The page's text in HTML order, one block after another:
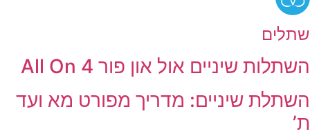
שתלים
השתלות שיניים אול און פור All On 4
השתלת שיניים: מדריך מפורט מא ועד
ת’